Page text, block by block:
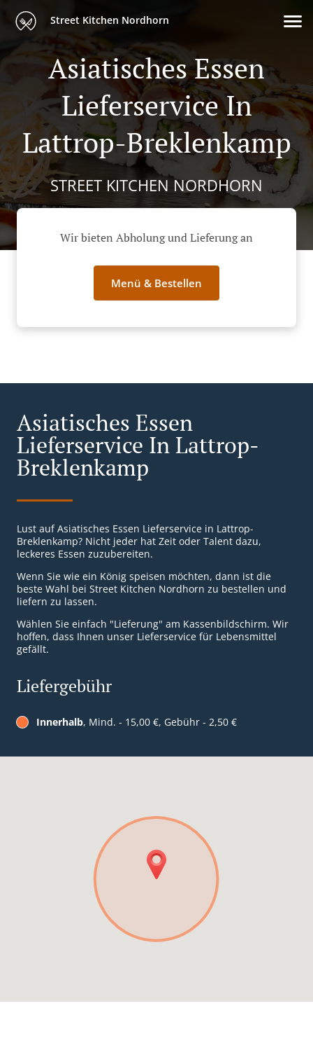
Street Kitchen Nordhorn
Asiatisches Essen
Lieferservice In
Lattrop-Breklenkamp
STREET KITCHEN NORDHORN
Wir bieten Abholung und Lieferung an
Menü & Bestellen
Asiatisches Essen
Lieferservice In Lattrop-
Breklenkamp
Lust auf Asiatisches Essen Lieferservice in Lattrop-
Breklenkamp? Nicht jeder hat Zeit oder Talent dazu,
leckeres Essen zuzubereiten.
Wenn Sie wie ein König speisen möchten, dann ist die
beste Wahl bei Street Kitchen Nordhorn zu bestellen und
liefern zu lassen.
Wählen Sie einfach "Lieferung" am Kassenbildschirm. Wir
hoffen, dass Ihnen unser Lieferservice für Lebensmittel
gefällt.
Liefergebühr
Innerhalb, Mind. - 15,00 €, Gebühr - 2,50 €